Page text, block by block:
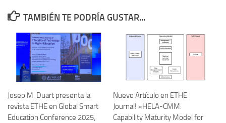
TAMBIÉN TE PODRÍA GUSTAR...
Josep M. Duart presenta la
revista ETHE en Global Smart
Education Conference 2025,
Nuevo Artículo en ETHE
Journal! «HELA-CMM:
Capability Maturity Model for